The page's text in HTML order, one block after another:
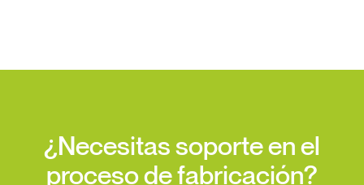
¿Necesitas soporte en el
proceso de fabricación?